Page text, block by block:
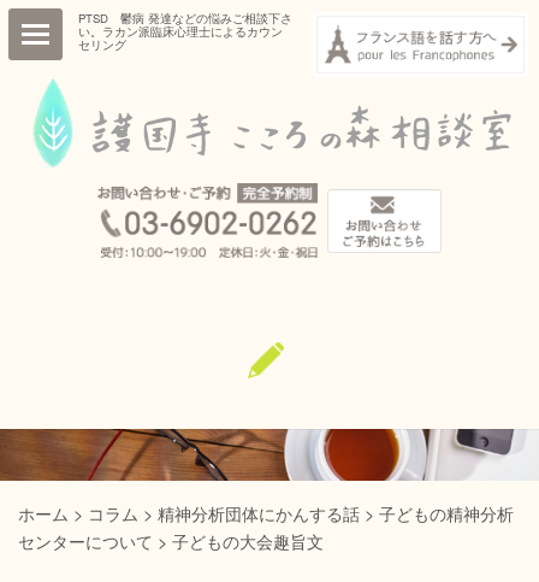
PTSD 鬱病 発達などの悩みご相談下さ
い。ラカン派臨床心理士によるカウン
セリング
ホーム > コラム > 精神分析団体にかんする話 > 子どもの精神分析
センターについて > 子どもの大会趣旨文
ごあいさつ
お知らせ
ご予約・お問い合わせ
サイトマップ